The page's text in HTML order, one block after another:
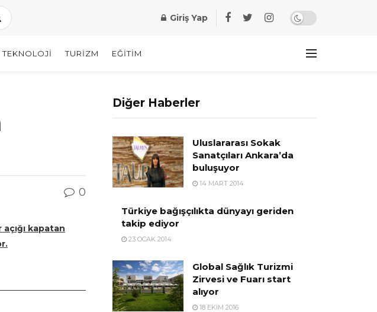
Giriş Yap
TEKNOLOJI TURIZM EĞITIM
0
kapatan
Diğer Haberler
Uluslararası Sokak
Sanatçıları Ankara’da
buluşuyor
14 MART 2014
Türkiye bağışçılıkta dünyayı geriden
takip ediyor
23 OCAK 2014
Global Sağlık Turizmi
Zirvesi ve Fuarı start
alıyor
18 EKIM 2016